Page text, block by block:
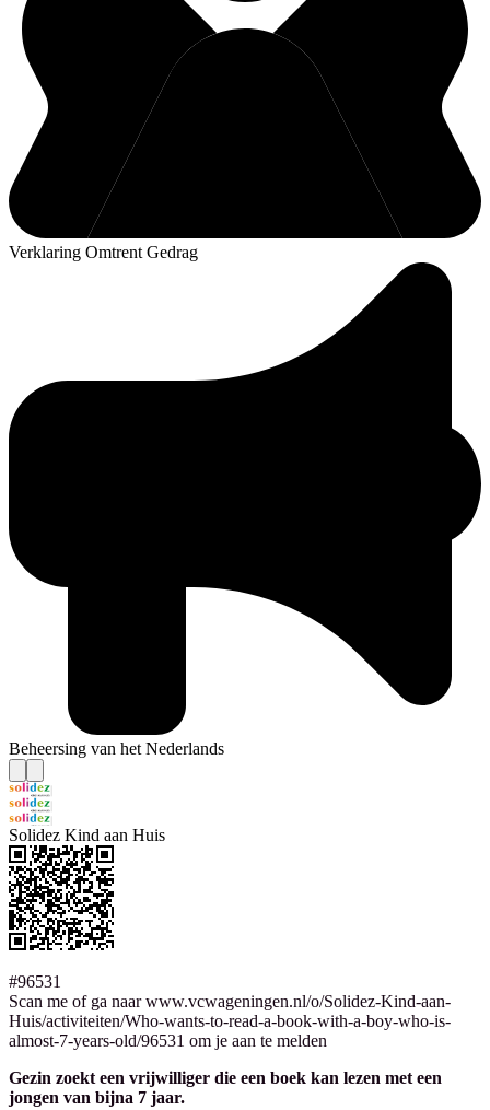
Verklaring Omtrent Gedrag
Beheersing van het Nederlands
Solidez Kind aan Huis
#96531
Scan me of ga naar www.vcwageningen.nl/o/Solidez-Kind-aan-
Huis/activiteiten/Who-wants-to-read-a-book-with-a-boy-who-is-
almost-7-years-old/96531 om je aan te melden
Gezin zoekt een vrijwilliger die een boek kan lezen met een
jongen van bijna 7 jaar.